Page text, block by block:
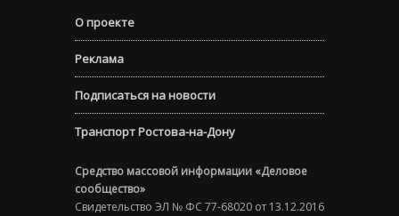
О проекте
Реклама
Подписаться на новости
Транспорт Ростова-на-Дону
Средство массовой информации «Деловое
сообщество»
Свидетельство ЭЛ № ФС 77-68020 от 13.12.2016